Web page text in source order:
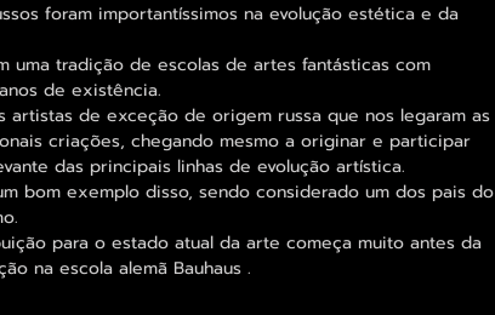
foram importantíssimos na evolução estética e da
uma tradição de escolas de artes fantásticas com
de existência.
artistas de exceção de origem russa que nos legaram as
criações, chegando mesmo a originar e participar
das principais linhas de evolução artística.
bom exemplo disso, sendo considerado um dos pais do
para o estado atual da arte começa muito antes da
na escola alemã Bauhaus .